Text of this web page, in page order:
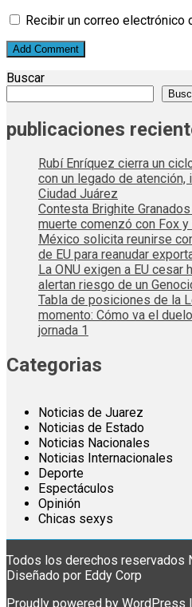
Recibir un correo electrónico
Buscar
publicaciones
Rubí Enríquez cierra un
con un legado de
Ciudad Juárez
Contesta Brighite
muerte comenzó con Fox y
México solicita reunirse
de EU para reanudar
La ONU exigen a EU cesar
alertan riesgo de un
Tabla de posiciones de la
momento: Cómo va el
jornada 1
Categorias
Noticias de Juarez
Noticias de Estado
Noticias Nacionales
Noticias Internacionales
Deporte
Espectáculos
Opinión
Chicas sexys
Todos los derechos reservados
Diseñado por Eddy Corp
Proudly powered by WordPress